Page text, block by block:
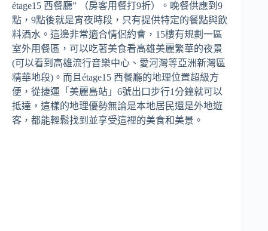
étage15 西餐廳” （房客用餐打9折）。晚餐供應到9
點，9點後就是宵夜時段，只有提供特定的餐點與飲
料酒水。這邊非常適合情侶約會，15樓有規劃一區
室外用餐區，可以吃著美食看高雄美麗繁華的夜景
(可以看到高雄流行音樂中心、愛河灣等亞洲新灣區
精華地段)。而且étage15 西餐廳的地理位置超級方
便，從捷運「美麗島站」6號出口步行1分鐘就可以
抵達，這樣的地理優勢無論是本地居民還是外地遊
客，都能輕鬆找到並享受這裡的美食和美景。